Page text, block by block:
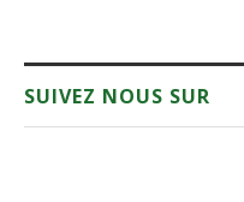
SUIVEZ NOUS SUR